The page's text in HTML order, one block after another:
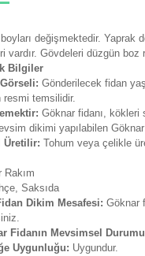
değişmektedir. Yaprak
vardır. Gövdeleri düzgün boz
Bilgiler
Gönderilecek fidan
resmi temsilidir.
Göknar fidanı, kökleri
dikimi yapılabilen
Üretilir: Tohum veya çelikle
Rakım
Saksıda
Dikim Mesafesi: Göknar
Fidanın Mevsimsel
Uygunluğu: Uygundur.